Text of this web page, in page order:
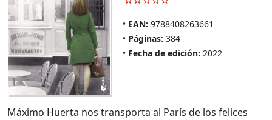
EAN: 9788408263661
Páginas: 384
Fecha de edición: 2022
Máximo Huerta nos transporta al París de los felices